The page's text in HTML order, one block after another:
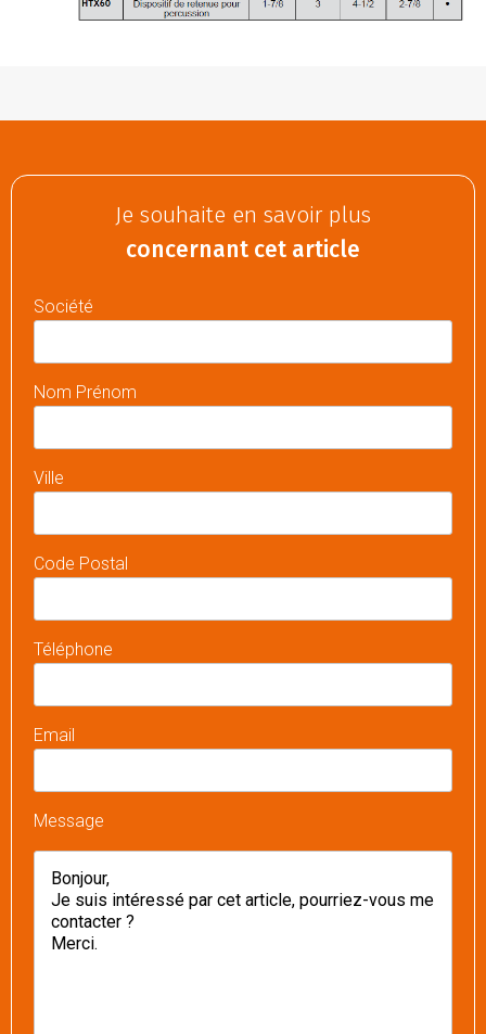
Je souhaite en savoir plus
concernant cet article
Société
Nom Prénom
Ville
Code Postal
Téléphone
Email
Message